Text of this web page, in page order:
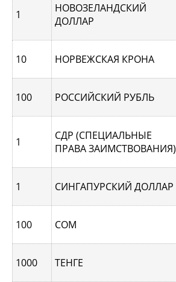
1
НОВОЗЕЛАНДСКИЙ
ДОЛЛАР
10 НОРВЕЖСКАЯ КРОНА
100 РОССИЙСКИЙ РУБЛЬ
1
СДР (СПЕЦИАЛЬНЫЕ
ПРАВА ЗАИМСТВОВАНИЯ)
1 СИНГАПУРCКИЙ ДОЛЛАР
100 СОМ
1000 ТЕНГЕ